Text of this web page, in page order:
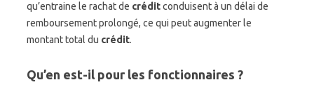
qu’entraine le rachat de créditconduisent à un délai de
remboursement prolongé, ce qui peut augmenter le
montant total du crédit.
Qu’en est-il pour les fonctionnaires ?